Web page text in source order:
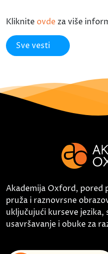
Kliknite ovde za više
Sve vesti
Akademija Oxford, pored
pruža i raznovrsne
uključujući kurseve jezika,
usavršavanje i obuke za